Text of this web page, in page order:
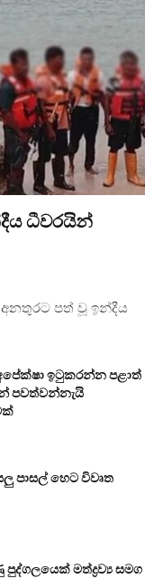
ධීවරයින්
අනතුරට පත් වූ ඉන්දීය
ඉටුකරන්න පළාත්
පවත්වන්නැයි
පාසල් හෙට විවෘත
මත්ද්‍රව්‍ය සමග